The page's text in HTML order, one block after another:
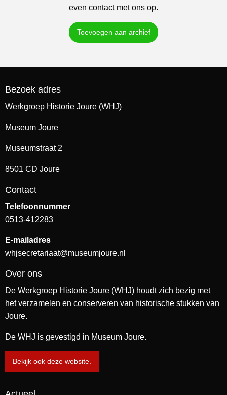
even contact met ons op.
Toevoegen aan archief
Bezoek adres
Werkgroep Historie Joure (WHJ)
Museum Joure
Museumstraat 2
8501 CD Joure
Contact
Telefoonnummer
0513-412283
E-mailadres
whjsecretariaat@museumjoure.nl
Over ons
De Werkgroep Historie Joure (WHJ) houdt zich bezig met
het verzamelen en conserveren van historische stukken van
Joure.
De WHJ is gevestigd in Museum Joure.
Bekijk ook deze website.